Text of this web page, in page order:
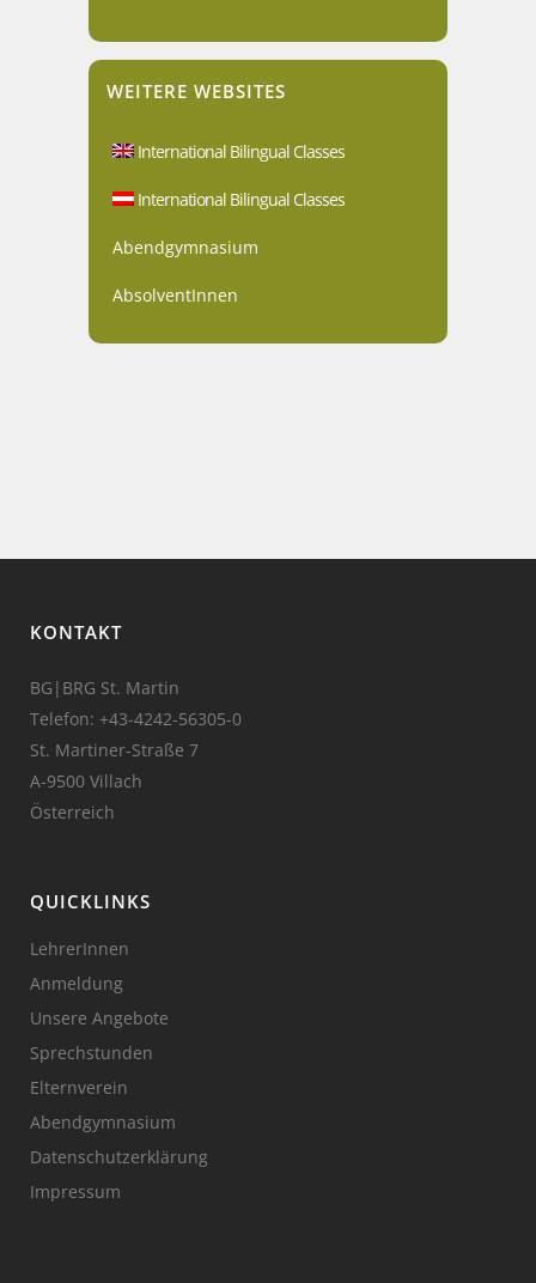
WEITERE WEBSITES
International Bilingual Classes
International Bilingual Classes
Abendgymnasium
AbsolventInnen
KONTAKT
BG|BRG St. Martin
Telefon: +43-4242-56305-0
St. Martiner-Straße 7
A-9500 Villach
Österreich
QUICKLINKS
LehrerInnen
Anmeldung
Unsere Angebote
Sprechstunden
Elternverein
Abendgymnasium
Datenschutzerklärung
Impressum